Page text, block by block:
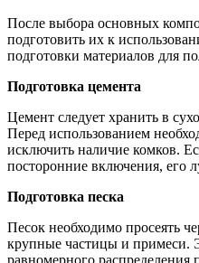
После выбора основных
подготовить их к
подготовки материалов для
Подготовка цемента
Цемент следует хранить в
Перед использованием
исключить наличие комков.
посторонние включения, его
Подготовка песка
Песок необходимо просеять
крупные частицы и примеси.
равномерного распределения